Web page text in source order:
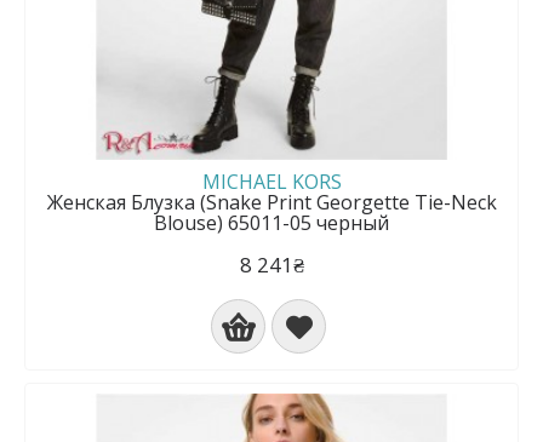
MICHAEL KORS
Женская Блузка (Snake Print Georgette Tie-Neck
Blouse) 65011-05 черный
8 241₴